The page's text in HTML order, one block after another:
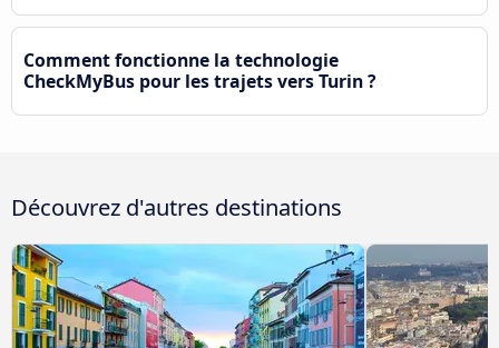
Comment fonctionne la technologie
CheckMyBus pour les trajets vers Turin ?
Découvrez d'autres destinations